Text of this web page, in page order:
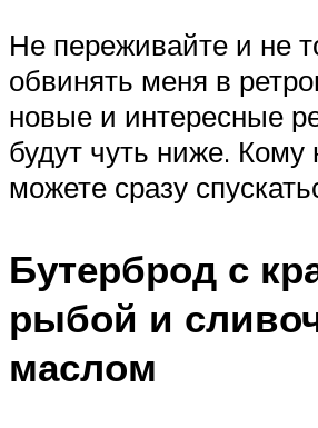
Не переживайте и не
обвинять меня в
новые и интересные
будут чуть ниже. Кому
можете сразу
Бутерброд с
рыбой и
маслом